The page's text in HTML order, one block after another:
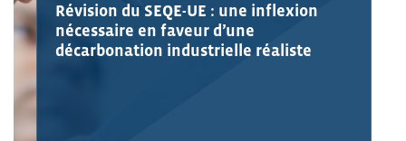
Révision du SEQE-UE : une inflexion
nécessaire en faveur d’une
décarbonation industrielle réaliste